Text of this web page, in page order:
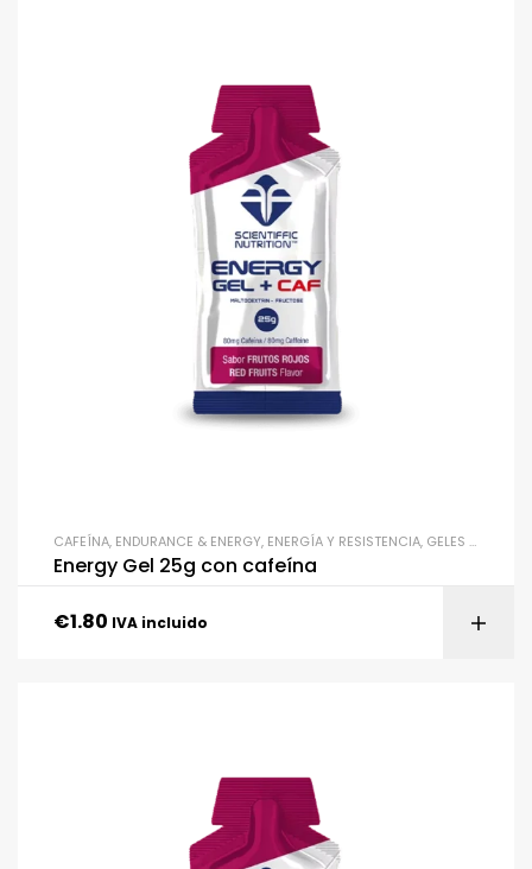
CAFEÍNA, ENDURANCE & ENERGY, ENERGÍA Y RESISTENCIA, GELES ENERGÉTICOS
Energy Gel 25g con cafeína
€1.80 IVA incluido